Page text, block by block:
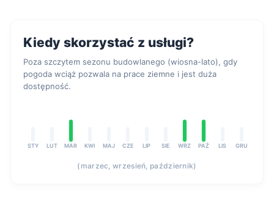
Kiedy skorzystać z usługi?
Poza szczytem sezonu budowlanego (wiosna-lato), gdy
pogoda wciąż pozwala na prace ziemne i jest duża
dostępność.
STY LUT MAR KWI MAJ CZE LIP SIE WRZ PAŹ LIS GRU
(marzec, wrzesień, październik)